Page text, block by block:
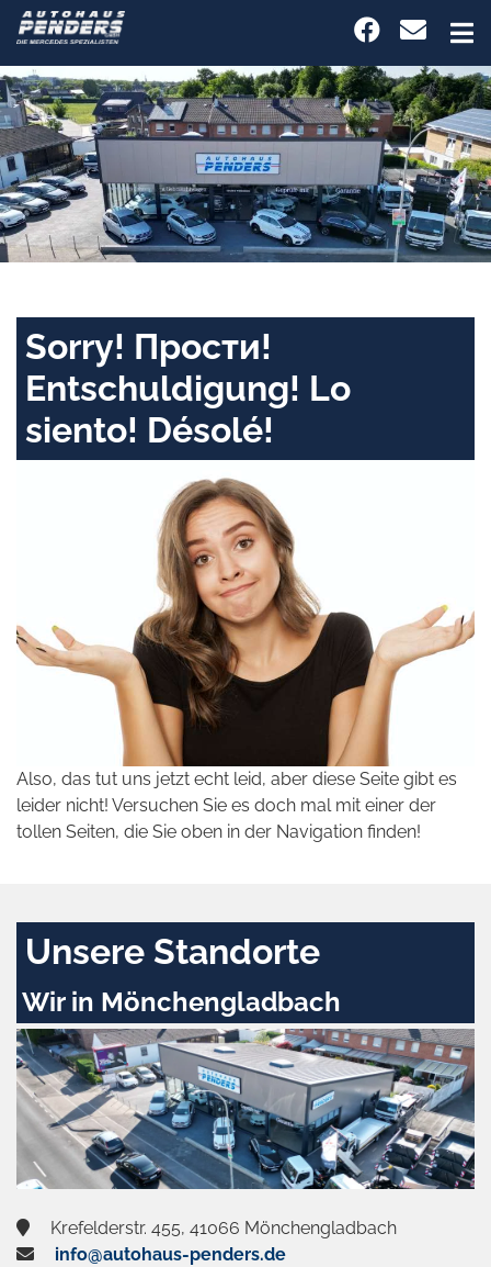
Sorry! Прости!
Entschuldigung! Lo
siento! Désolé!
Also, das tut uns jetzt echt leid, aber diese Seite gibt es
leider nicht! Versuchen Sie es doch mal mit einer der
tollen Seiten, die Sie oben in der Navigation finden!
Unsere Standorte
Wir in Mönchengladbach
Krefelderstr. 455, 41066 Mönchengladbach
info@autohaus-penders.de